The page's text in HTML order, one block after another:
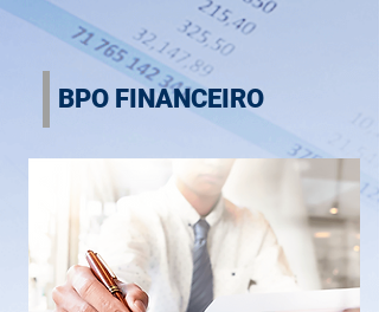
BPO FINANCEIRO